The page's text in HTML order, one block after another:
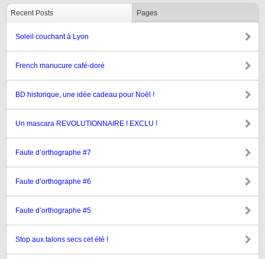
Recent Posts Pages
Soleil couchant à Lyon
French manucure café-doré
BD historique, une idée cadeau pour Noël !
Un mascara REVOLUTIONNAIRE ! EXCLU !
Faute d’orthographe #7
Faute d’orthographe #6
Faute d’orthographe #5
Stop aux talons secs cet été !